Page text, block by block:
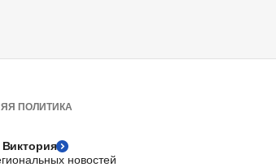
ПОЛИТИКА
новостей